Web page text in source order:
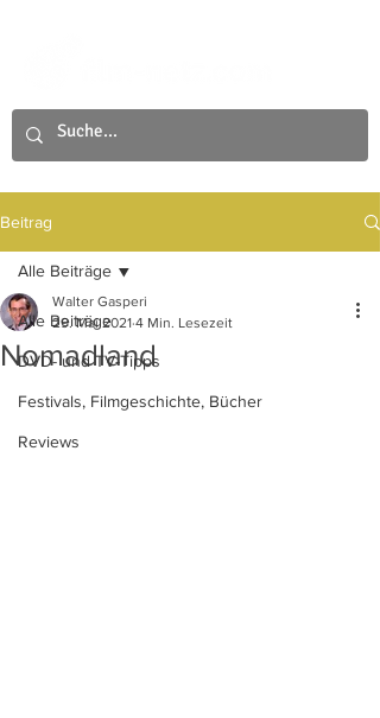
Beitrag
Alle Beiträge
DVD- und TV-Tipps
Festivals, Filmgeschichte, Bücher
Reviews
Alle Beiträge
Nomadland
Walter Gasperi
29. Mai 2021 4 Min. Lesezeit